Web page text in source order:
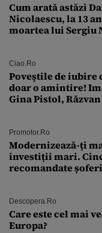
Cum arată astăzi
Nicolaescu, la 13
moartea lui Sergiu
Ciao.ro
Poveştile de iubire
doar o amintire!
Gina Pistol,
Promotor.ro
Modernizează-ți
investiții mari.
recomandate
Descopera.ro
Care este cel mai
Europa?